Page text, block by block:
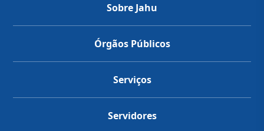
Sobre Jahu
Órgãos Públicos
Serviços
Servidores